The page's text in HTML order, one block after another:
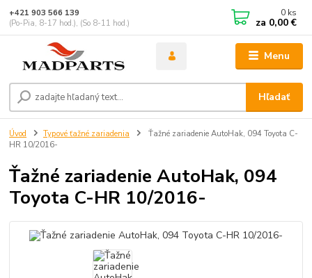
Menu
Hľadať
+421 903 566 139
(Po-Pia, 8-17 hod.), (So 8-11 hod.)
0 ks
za 0,00 €
Úvod Typové ťažné zariadenia
Ťažné zariadenie AutoHak, 094 Toyota C-
HR 10/2016-
Ťažné zariadenie AutoHak, 094
Toyota C-HR 10/2016-